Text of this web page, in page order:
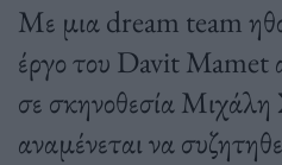
Με μια dream team
έργο του Davit Mamet
σε σκηνοθεσία Μιχάλη
αναμένεται να